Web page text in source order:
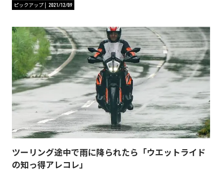
ピックアップ
2021/12/09
ツーリング途中で雨に降られたら「ウエットライド
の知っ得アレコレ」